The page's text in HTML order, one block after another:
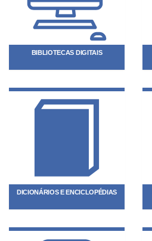
BIBLIOTECAS DIGITAIS
DICIONÁRIOS E ENCICLOPÉDIAS